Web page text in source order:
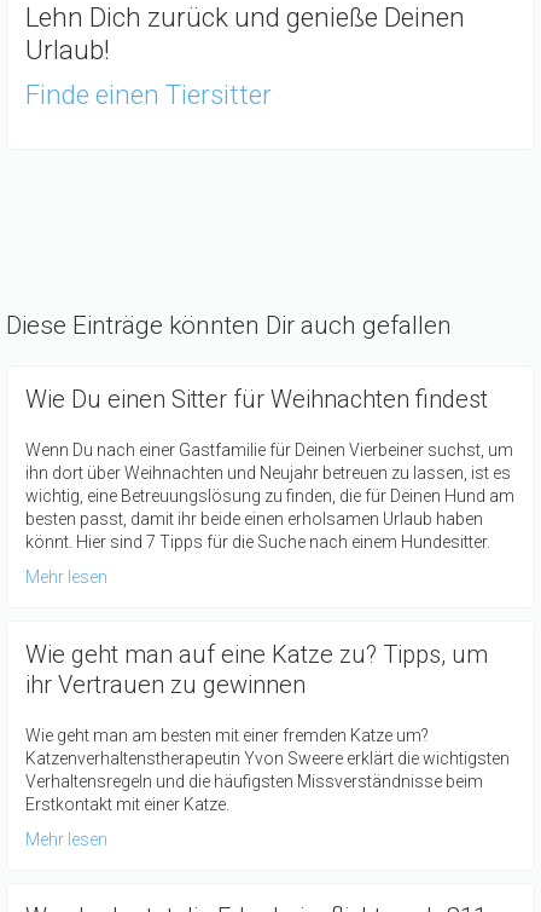
Lehn Dich zurück und genieße Deinen
Urlaub!
Finde einen Tiersitter
Diese Einträge könnten Dir auch gefallen
Wie Du einen Sitter für Weihnachten findest
Wenn Du nach einer Gastfamilie für Deinen Vierbeiner suchst, um
ihn dort über Weihnachten und Neujahr betreuen zu lassen, ist es
wichtig, eine Betreuungslösung zu finden, die für Deinen Hund am
besten passt, damit ihr beide einen erholsamen Urlaub haben
könnt. Hier sind 7 Tipps für die Suche nach einem Hundesitter.
Mehr lesen
Wie geht man auf eine Katze zu? Tipps, um
ihr Vertrauen zu gewinnen
Wie geht man am besten mit einer fremden Katze um?
Katzenverhaltenstherapeutin Yvon Sweere erklärt die wichtigsten
Verhaltensregeln und die häufigsten Missverständnisse beim
Erstkontakt mit einer Katze.
Mehr lesen